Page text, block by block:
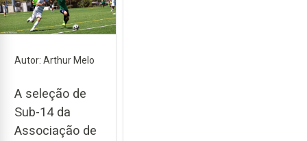
Autor: Arthur Melo
A seleção de
Sub-14 da
Associação de